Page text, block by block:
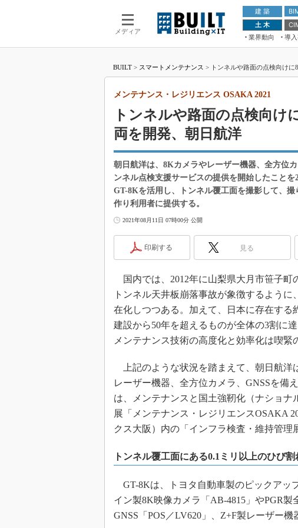
メディア
建 築
土 木
業界動向
導
ドロー
ムチェ
BUILT > スマートメンテナンス > トンネルや路面の点検向け
トンネルや路面の点検向け
両を開発、朝日航洋
メンテナンス・レジリエンス OSAKA 2021
朝日航洋は、8Kカメラやレーザー機器、全方位
ンネル点検支援サービスの提供を開始したことを
GT-8Kを活用し、トンネル覆工面を撮影して、
作り利用者に提供する。
2021年08月11日 07時00分 公開
印刷する 見る
国内では、2012年に山梨県大月市笹子町
トンネル天井板崩落事故が象徴するよう
在化しつつある。加えて、日本に存在する
建設から50年を超えるものが全体の3割に
メンテナンス技術の高度化と効率化は喫緊
上記のような状況を踏まえて、朝日航洋
レーザー機器、全方位カメラ、GNSSを備
は、メンテナンスと国土強靭化（ナショ
展「メンテナンス・レジリエンスOSAKA
クス大阪）内の「インフラ検査・維持管理
トンネル覆工面にある0.1ミリ以上のひび割
GT-8Kは、トヨタ自動車製のピックアッ
イン製8K映像カメラ「AB-4815」やPGR製
GNSS「POS／LV620」、Z+F製レーザー機